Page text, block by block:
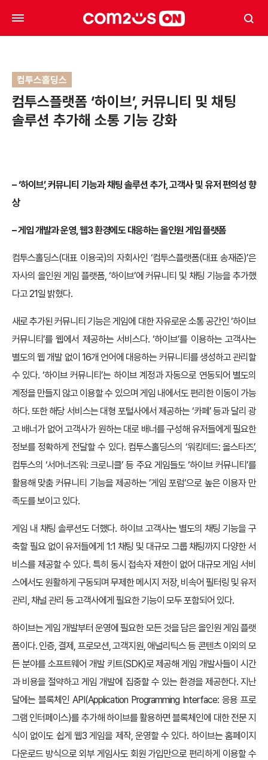
컴투스홀딩스
컴투스플랫폼 ‘하이브’, 커뮤니티 및 채팅
솔루션 추가해 소통 기능 강화
–‘하이브’, 커뮤니티 기능과 채팅 솔루션 추가, 고객사 및 유저 편의성 향
상
–게임 개발과 운영, 웹3 환경에도 대응하는 올인원 게임 플랫폼
컴투스홀딩스(대표 이용국)의 자회사인 ‘컴투스플랫폼(대표 송재준)’은
자사의 올인원 게임 플랫폼, ‘하이브’에 커뮤니티 및 채팅 기능을 추가했
다고 21일 밝혔다.
새로 추가된 커뮤니티 기능은 게임에 대한 자유로운 소통 공간인 ‘하이브
커뮤니티’를 웹에서 제공하는 서비스다. ‘하이브’를 이용하는 고객사는
별도의 웹 개발 없이 16개 언어에 대응하는 커뮤니티를 생성하고 관리할
수 있다. ‘하이브 커뮤니티’는 하이브 계정과 자동으로 연동되어 별도의
계정을 만들지 않고 이용할 수 있으며 게임 내에서도 편리한 이동이 가능
하다. 또한 해당 서비스는 대형 포털사에서 제공하는 ‘카페’ 등과 달리 광
고 배너가 없어 고객사가 원하는 대로 배너를 구성해 유저들에게 필요한
정보를 정확하게 전달할 수 있다. 컴투스홀딩스의 ‘워킹데드: 올스타즈’,
컴투스의 ‘서머너즈워: 크로니클’ 등 주요 게임들도 ‘하이브 커뮤니티’를
활용해 맞춤 커뮤니티 기능을 제공하는 ’게임 포럼’으로 높은 이용자 만
족도를 보이고 있다.
게임 내 채팅 솔루션도 더했다. 하이브 고객사는 별도의 채팅 기능을 구
축할 필요 없이 유저들에게 1:1 채팅 및 대규모 그룹 채팅까지 다양한 서
비스를 제공할 수 있다. 특히 동시 접속자 제한이 없어 대규모 게임 서비
스에서도 원활하게 구동되며 무제한 메시지 저장, 비속어 필터링 및 유저
관리, 채널 관리 등 고객사에게 필요한 기능이 모두 포함되어 있다.
하이브는 게임 개발부터 운영에 필요한 모든 것을 담은 올인원 게임 플랫
폼이다. 인증, 결제, 프로모션, 고객지원, 애널리틱스 등 콘텐츠 이외의 모
든 분야를 소프트웨어 개발 키트(SDK)로 제공해 게임 개발사들이 시간
과 비용을 절약하고 게임 개발에 집중할 수 있는 환경을 제공한다. 지난
달에는 블록체인 API(Application Programming Interface: 응용 프로
그램 인터페이스)를 추가해 하이브를 활용하면 블록체인에 대한 전문 지
식이 없이도 쉽게 웹3 게임을 제작, 운영할 수 있다. 하이브는 홈페이지
다운로드 방식으로 외부 게임사도 회원 가입만으로 편리하게 이용할 수